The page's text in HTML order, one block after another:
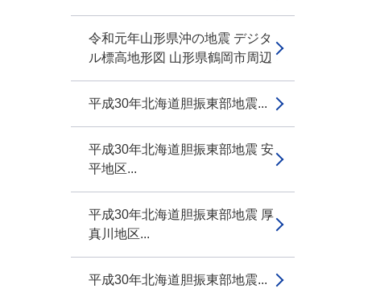
令和元年山形県沖の地震 デジタ
ル標高地形図 山形県鶴岡市周辺
平成30年北海道胆振東部地震...
平成30年北海道胆振東部地震 安
平地区...
平成30年北海道胆振東部地震 厚
真川地区...
平成30年北海道胆振東部地震...